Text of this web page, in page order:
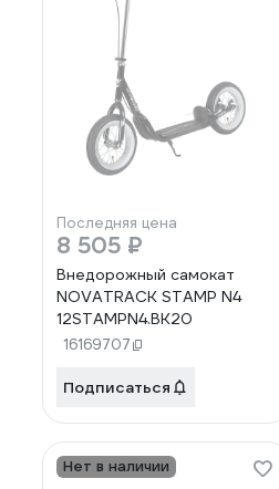
Последняя цена
8 505 ₽
Внедорожный самокат
NOVATRACK STAMP N4
12STAMPN4.BK20
16169707
Подписаться
Нет в наличии